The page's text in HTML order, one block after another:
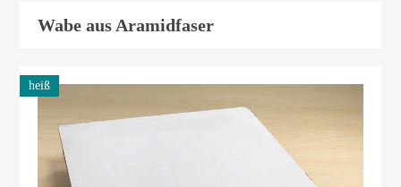
Wabe aus Aramidfaser
heiß